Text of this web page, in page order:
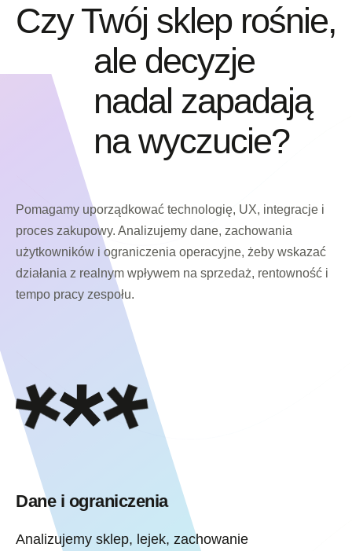
Czy Twój sklep rośnie,
ale decyzje
nadal zapadają
na wyczucie?
Pomagamy uporządkować technologię, UX, integracje i
proces zakupowy. Analizujemy dane, zachowania
użytkowników i ograniczenia operacyjne, żeby wskazać
działania z realnym wpływem na sprzedaż, rentowność i
tempo pracy zespołu.
Dane i ograniczenia
Analizujemy sklep, lejek, zachowanie